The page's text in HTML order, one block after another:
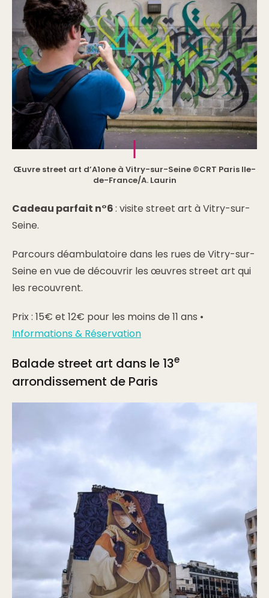
Œuvre street art d’A1one à Vitry-sur-Seine ©CRT Paris Ile-
de-France/A. Laurin
Cadeau parfait n°6: visite street art à Vitry-sur-
Seine.
Parcours déambulatoire dans les rues de Vitry-sur-
Seine en vue de découvrir les œuvres street art qui
les recouvrent.
Prix : 15€ et 12€ pour les moins de 11 ans •
Informations & Réservation
Balade street art dans le 13e
arrondissement de Paris